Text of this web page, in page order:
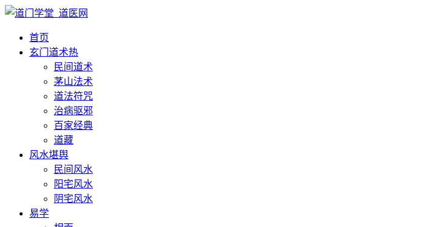
首页
玄门道术热
民间道术
茅山法术
道法符咒
治病驱邪
百家经典
道藏
风水堪舆
民间风水
阳宅风水
阴宅风水
易学